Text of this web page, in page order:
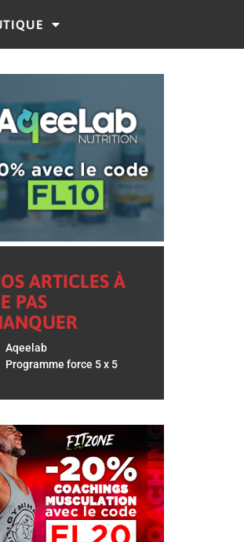
ARTICLES À
PAS
Aqeelab
Programme force 5 x 5